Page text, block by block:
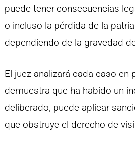
puede tener consecuencias
o incluso la pérdida de la
dependiendo de la gravedad
El juez analizará cada caso en
demuestra que ha habido un
deliberado, puede aplicar
que obstruye el derecho de